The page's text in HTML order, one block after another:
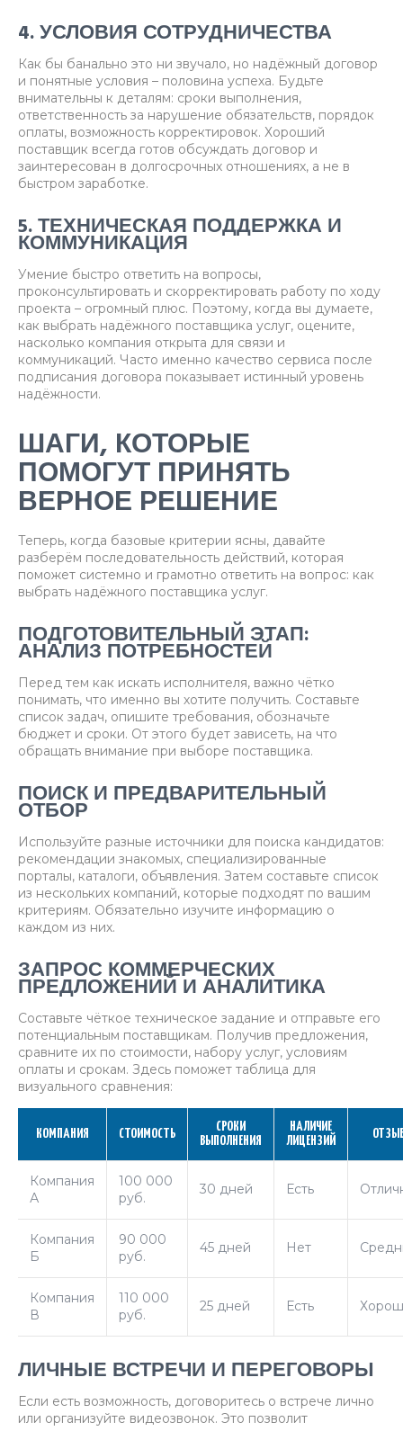
4. УСЛОВИЯ СОТРУДНИЧЕСТВА
Как бы банально это ни звучало, но надёжный договор
и понятные условия – половина успеха. Будьте
внимательны к деталям: сроки выполнения,
ответственность за нарушение обязательств, порядок
оплаты, возможность корректировок. Хороший
поставщик всегда готов обсуждать договор и
заинтересован в долгосрочных отношениях, а не в
быстром заработке.
5. ТЕХНИЧЕСКАЯ ПОДДЕРЖКА И
КОММУНИКАЦИЯ
Умение быстро ответить на вопросы,
проконсультировать и скорректировать работу по ходу
проекта – огромный плюс. Поэтому, когда вы думаете,
как выбрать надёжного поставщика услуг, оцените,
насколько компания открыта для связи и
коммуникаций. Часто именно качество сервиса после
подписания договора показывает истинный уровень
надёжности.
ШАГИ, КОТОРЫЕ
ПОМОГУТ ПРИНЯТЬ
ВЕРНОЕ РЕШЕНИЕ
Теперь, когда базовые критерии ясны, давайте
разберём последовательность действий, которая
поможет системно и грамотно ответить на вопрос: как
выбрать надёжного поставщика услуг.
ПОДГОТОВИТЕЛЬНЫЙ ЭТАП:
АНАЛИЗ ПОТРЕБНОСТЕЙ
Перед тем как искать исполнителя, важно чётко
понимать, что именно вы хотите получить. Составьте
список задач, опишите требования, обозначьте
бюджет и сроки. От этого будет зависеть, на что
обращать внимание при выборе поставщика.
ПОИСК И ПРЕДВАРИТЕЛЬНЫЙ
ОТБОР
Используйте разные источники для поиска кандидатов:
рекомендации знакомых, специализированные
порталы, каталоги, объявления. Затем составьте список
из нескольких компаний, которые подходят по вашим
критериям. Обязательно изучите информацию о
каждом из них.
ЗАПРОС КОММЕРЧЕСКИХ
ПРЕДЛОЖЕНИЙ И АНАЛИТИКА
Составьте чёткое техническое задание и отправьте его
потенциальным поставщикам. Получив предложения,
сравните их по стоимости, набору услуг, условиям
оплаты и срокам. Здесь поможет таблица для
визуального сравнения:
КОМПАНИЯ СТОИМОСТЬ
СРОКИ
ВЫПОЛНЕНИЯ
НАЛИЧИЕ
ЛИЦЕНЗИЙ
Компания
А
100 000
руб.
30 дней Есть
Компания
Б
90 000
руб.
45 дней Нет
Компания
В
110 000
руб.
25 дней Есть
ЛИЧНЫЕ ВСТРЕЧИ И ПЕРЕГОВОРЫ
Если есть возможность, договоритесь о встрече лично
или организуйте видеозвонок. Это позволит